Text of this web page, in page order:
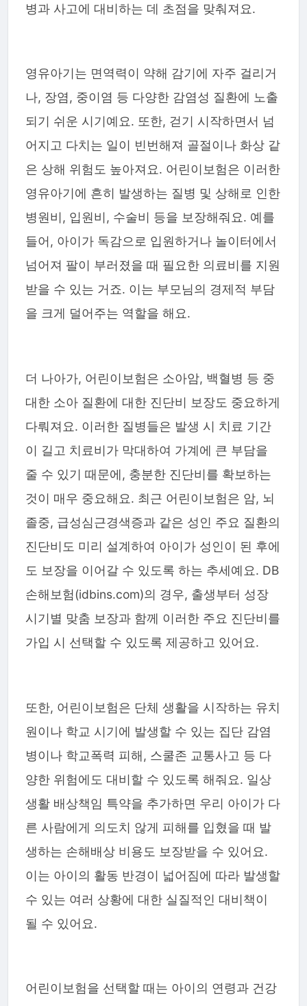
병과 사고에 대비하는 데 초점을 맞춰져요.
영유아기는 면역력이 약해 감기에 자주 걸리거
나, 장염, 중이염 등 다양한 감염성 질환에 노출
되기 쉬운 시기예요. 또한, 걷기 시작하면서 넘
어지고 다치는 일이 빈번해져 골절이나 화상 같
은 상해 위험도 높아져요. 어린이보험은 이러한
영유아기에 흔히 발생하는 질병 및 상해로 인한
병원비, 입원비, 수술비 등을 보장해줘요. 예를
들어, 아이가 독감으로 입원하거나 놀이터에서
넘어져 팔이 부러졌을 때 필요한 의료비를 지원
받을 수 있는 거죠. 이는 부모님의 경제적 부담
을 크게 덜어주는 역할을 해요.
더 나아가, 어린이보험은 소아암, 백혈병 등 중
대한 소아 질환에 대한 진단비 보장도 중요하게
다뤄져요. 이러한 질병들은 발생 시 치료 기간
이 길고 치료비가 막대하여 가계에 큰 부담을
줄 수 있기 때문에, 충분한 진단비를 확보하는
것이 매우 중요해요. 최근 어린이보험은 암, 뇌
졸중, 급성심근경색증과 같은 성인 주요 질환의
진단비도 미리 설계하여 아이가 성인이 된 후에
도 보장을 이어갈 수 있도록 하는 추세예요. DB
손해보험(idbins.com)의 경우, 출생부터 성장
시기별 맞춤 보장과 함께 이러한 주요 진단비를
가입 시 선택할 수 있도록 제공하고 있어요.
또한, 어린이보험은 단체 생활을 시작하는 유치
원이나 학교 시기에 발생할 수 있는 집단 감염
병이나 학교폭력 피해, 스쿨존 교통사고 등 다
양한 위험에도 대비할 수 있도록 해줘요. 일상
생활 배상책임 특약을 추가하면 우리 아이가 다
른 사람에게 의도치 않게 피해를 입혔을 때 발
생하는 손해배상 비용도 보장받을 수 있어요.
이는 아이의 활동 반경이 넓어짐에 따라 발생할
수 있는 여러 상황에 대한 실질적인 대비책이
될 수 있어요.
어린이보험을 선택할 때는 아이의 연령과 건강